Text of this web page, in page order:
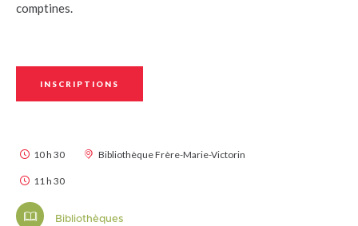
comptines.
INSCRIPTIONS
10 h 30
11 h 30
Bibliothèque Frère-Marie-Victorin
Bibliothèques